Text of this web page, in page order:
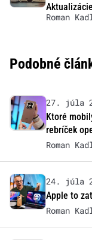
Roman
Podobné
27. júla
Ktoré
rebríček
Roman
24. júla
Apple to
Roman